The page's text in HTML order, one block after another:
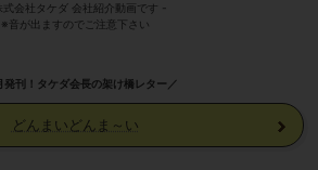
式会社タケダ 会社紹介動画です -
※音が出ますのでご注意下さい
発刊！タケダ会長の架け橋レター／
どんまいどんま～い